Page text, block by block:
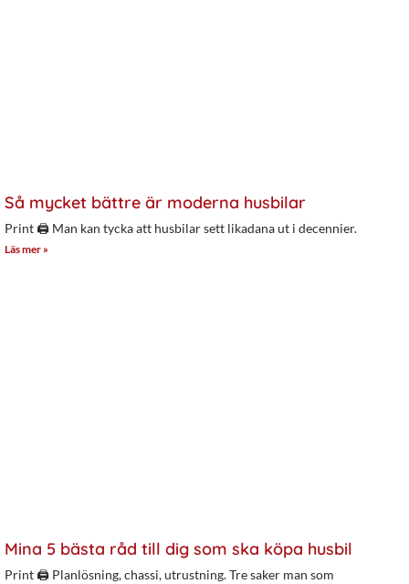
Så mycket bättre är moderna husbilar
Print 🖨 Man kan tycka att husbilar sett likadana ut i decennier.
Läs mer »
Mina 5 bästa råd till dig som ska köpa husbil
Print 🖨 Planlösning, chassi, utrustning. Tre saker man som